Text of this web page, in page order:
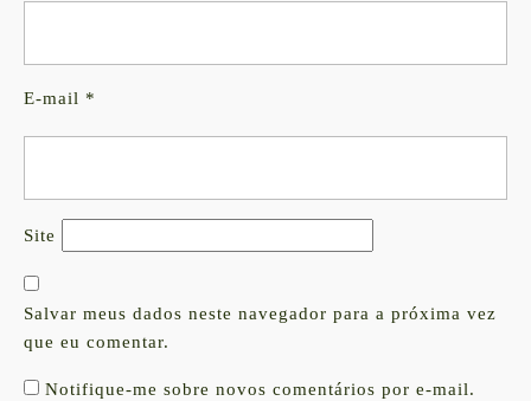
E-mail *
Site
Salvar meus dados neste navegador para a próxima vez
que eu comentar.
Notifique-me sobre novos comentários por e-mail.